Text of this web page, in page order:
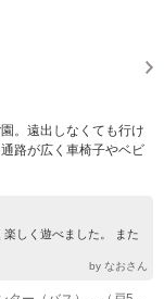
。遠出しなくても行け
路が広く車椅子やベビ
しく遊べました。 また
by なおさん